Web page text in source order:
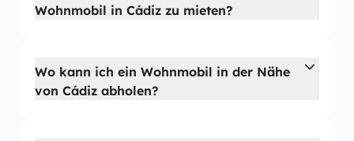
Wohnmobil in Cádiz zu mieten?
Wo kann ich ein Wohnmobil in der Nähe
von Cádiz abholen?